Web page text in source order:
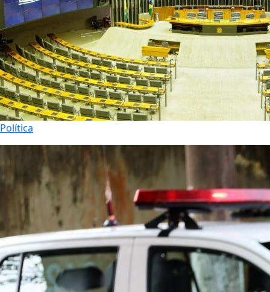
Política